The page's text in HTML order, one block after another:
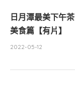
日月潭最美下午
美食篇【有片】
2022-05-12